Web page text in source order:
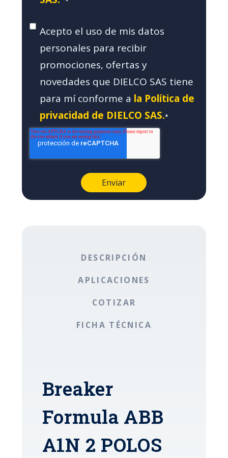
Acepto el uso de mis datos
personales para recibir
promociones, ofertas y
novedades que DIELCO SAS tiene
para mí conforme a la Política de
privacidad de DIELCO SAS.*
DESCRIPCIÓN
APLICACIONES
COTIZAR
FICHA TÉCNICA
Breaker
Formula ABB
A1N 2 POLOS